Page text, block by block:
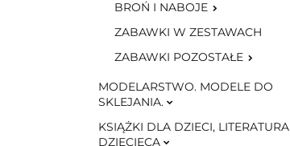
BROŃ I NABOJE
ZABAWKI W ZESTAWACH
ZABAWKI POZOSTAŁE
MODELARSTWO. MODELE DO
SKLEJANIA.
KSIĄŻKI DLA DZIECI, LITERATURA
DZIECIĘCA